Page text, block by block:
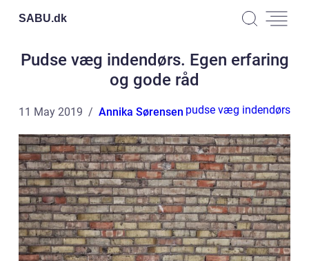
SABU.dk
Pudse væg indendørs. Egen erfaring
og gode råd
11 May 2019 Annika Sørensen pudse væg indendørs